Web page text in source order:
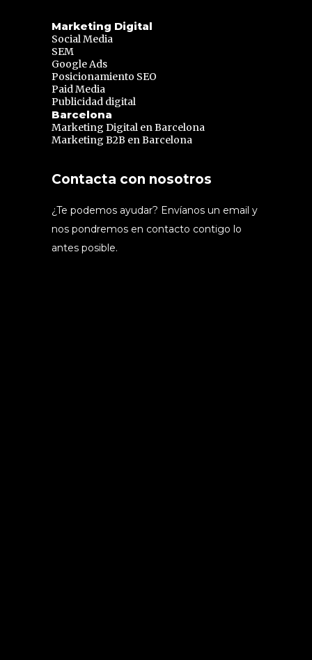
Marketing Digital
Social Media
SEM
Google Ads
Posicionamiento SEO
Paid Media
Publicidad digital
Barcelona
Marketing Digital en Barcelona
Marketing B2B en Barcelona
Contacta con nosotros
¿Te podemos ayudar? Envíanos un email y
nos pondremos en contacto contigo lo
antes posible.